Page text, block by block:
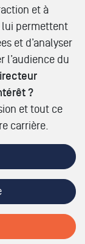
et à
lui permettent
et d’analyser
l’audience du
?
et tout ce
carrière.